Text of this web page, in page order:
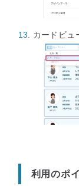
カードビュ
利用のポ